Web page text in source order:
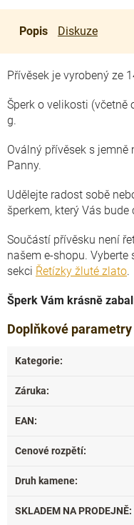
Popis Diskuze
Přívěsek je vyrobený ze
Šperk o velikosti
g.
Oválný přívěsek s
Panny.
Udělejte radost sobě
šperkem, který Vás
Součástí přívěsku není
našem e-shopu.
sekci Řetízky žluté zlato.
Šperk Vám krásně
Doplňkové parametry
Kategorie:
Záruka:
EAN:
Cenové rozpětí:
Druh kamene:
SKLADEM NA PRODEJNĚ: